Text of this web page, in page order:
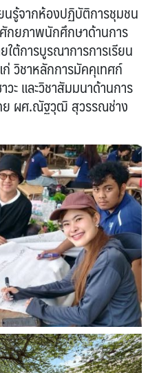
นรู้จากห้องปฏิบัติการชุมชน
ยภาพนักศึกษาด้านการ
ต้การบูรณาการการเรียน
วิชาหลักการมัคคุเทศก์
ะ และวิชาสัมมนาด้านการ
ดย ผศ.ณัฐวุฒิ สุวรรณช่าง